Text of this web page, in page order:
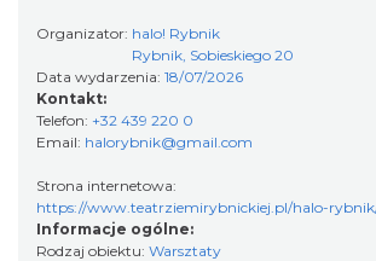
Koncert Sandry w Gliwicach
Gliwice
Organizator: halo! Rybnik
Rybnik, Sobieskiego 20
Data wydarzenia: 18/07/2026
Kontakt:
Telefon: +32 439 220 0
Email: halorybnik@gmail.com
Strona internetowa:
https://www.teatrziemirybnickiej.pl/halo-
Informacje ogólne:
Rodzaj obiektu: Warsztaty